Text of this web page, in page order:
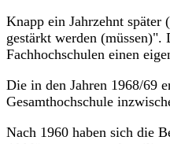
Knapp ein Jahrzehnt später
gestärkt werden (müssen)".
Fachhochschulen einen
Die in den Jahren 1968/69
Gesamthochschule
Nach 1960 haben sich die